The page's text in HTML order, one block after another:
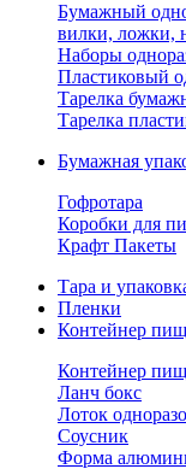
Бумажный
вилки, ложки,
Наборы
Пластиковый
Тарелка
Тарелка
Бумажная
Гофротара
Коробки для
Крафт Пакеты
Тара и
Пленки
Контейнер
Контейнер
Ланч бокс
Лоток
Соусник
Форма